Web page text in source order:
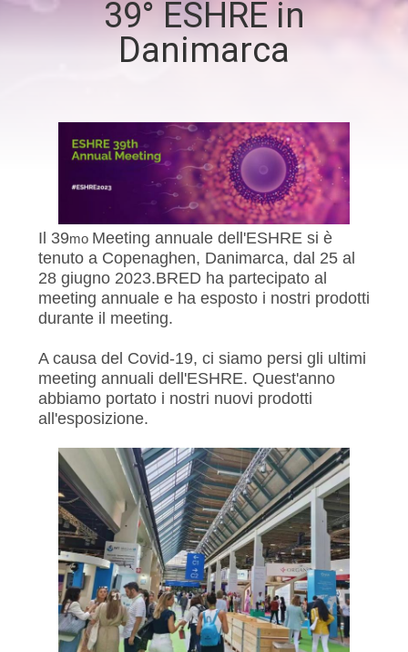
FABBRICA
CONTROLLO
QUALITÀ
CONTATTICI
NOTIZIE
RICHIEDA
CITAZIONE
MAPPA
PRIVACY
POLICY
39° ESHRE in
Danimarca
Il 39mo Meeting annuale dell'ESHRE si è
tenuto a Copenaghen, Danimarca, dal 25 al
28 giugno 2023.BRED ha partecipato al
meeting annuale e ha esposto i nostri prodotti
durante il meeting.
A causa del Covid-19, ci siamo persi gli ultimi
meeting annuali dell'ESHRE. Quest'anno
abbiamo portato i nostri nuovi prodotti
all'esposizione.